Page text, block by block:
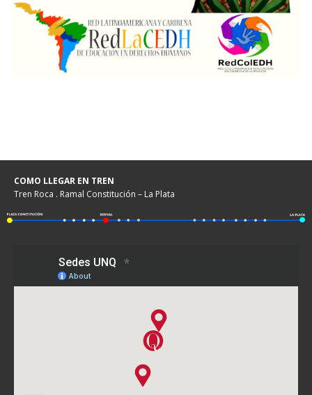
COMO LLEGAR EN TREN
Tren Roca . Ramal Constitución – La Plata